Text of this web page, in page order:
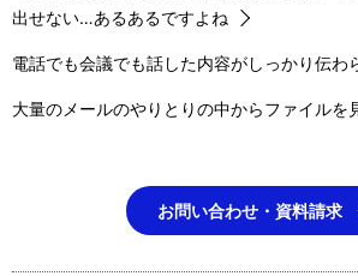
出せない…あるあるですよね
電話でも会議でも話した内容がしっかり伝わ
大量のメールのやりとりの中からファイルを
お問い合わせ・資料請求